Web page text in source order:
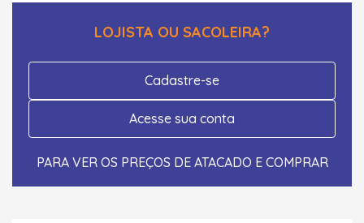
LOJISTA OU SACOLEIRA?
Cadastre-se
Acesse sua conta
PARA VER OS PREÇOS DE ATACADO E COMPRAR